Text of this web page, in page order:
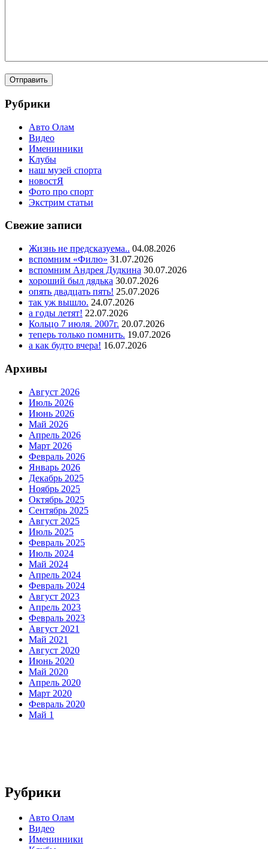
Рубрики
Авто Олам
Видео
Именинники
Клубы
наш музей спорта
новостЯ
Фото про спорт
Экстрим статьи
Свежие записи
Жизнь не предсказуема.. 04.08.2026
вспомним «Филю» 31.07.2026
вспомним Андрея Дудкина 30.07.2026
хороший был дядька 30.07.2026
опять двадцать пять! 25.07.2026
так уж вышло. 24.07.2026
а годы летят! 22.07.2026
Кольцо 7 июля. 2007г. 20.07.2026
теперь только помнить. 19.07.2026
а как будто вчера! 16.07.2026
Архивы
Август 2026
Июль 2026
Июнь 2026
Май 2026
Апрель 2026
Март 2026
Февраль 2026
Январь 2026
Декабрь 2025
Ноябрь 2025
Октябрь 2025
Сентябрь 2025
Август 2025
Июль 2025
Февраль 2025
Июль 2024
Май 2024
Апрель 2024
Февраль 2024
Август 2023
Апрель 2023
Февраль 2023
Август 2021
Май 2021
Август 2020
Июнь 2020
Май 2020
Апрель 2020
Март 2020
Февраль 2020
Май 1
Рубрики
Авто Олам
Видео
Именинники